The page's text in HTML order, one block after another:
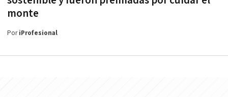
monte
PoriProfesional